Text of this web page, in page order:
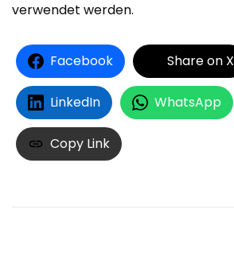
verwendet werden.
Facebook Share on X
LinkedIn WhatsApp
Copy Link